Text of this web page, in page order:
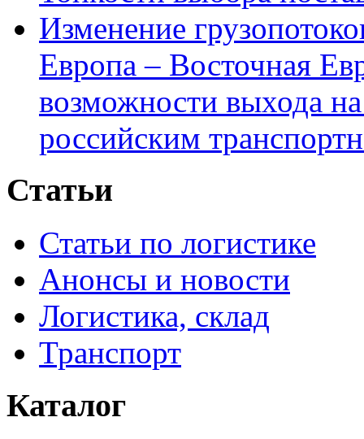
Изменение
Европа – Восточная
возможности выхода
российским
Статьи
Статьи по логистике
Анонсы и новости
Логистика, склад
Транспорт
Каталог